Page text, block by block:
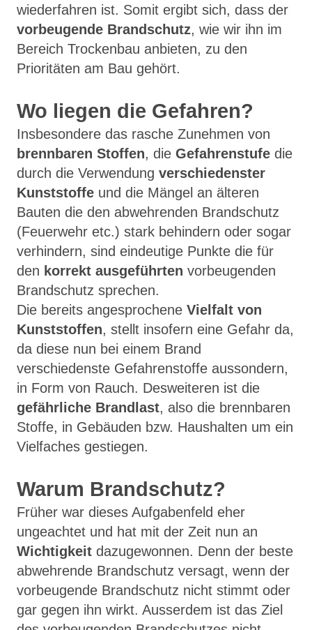
wiederfahren ist. Somit ergibt sich, dass der
vorbeugende Brandschutz, wie wir ihn im
Bereich Trockenbau anbieten, zu den
Prioritäten am Bau gehört.
Wo liegen die Gefahren?
Insbesondere das rasche Zunehmen von
brennbaren Stoffen, die Gefahrenstufe die
durch die Verwendung verschiedenster
Kunststoffe und die Mängel an älteren
Bauten die den abwehrenden Brandschutz
(Feuerwehr etc.) stark behindern oder sogar
verhindern, sind eindeutige Punkte die für
den korrekt ausgeführten vorbeugenden
Brandschutz sprechen.
Die bereits angesprochene Vielfalt von
Kunststoffen, stellt insofern eine Gefahr da,
da diese nun bei einem Brand
verschiedenste Gefahrenstoffe aussondern,
in Form von Rauch. Desweiteren ist die
gefährliche Brandlast, also die brennbaren
Stoffe, in Gebäuden bzw. Haushalten um ein
Vielfaches gestiegen.
Warum Brandschutz?
Früher war dieses Aufgabenfeld eher
ungeachtet und hat mit der Zeit nun an
Wichtigkeit dazugewonnen. Denn der beste
abwehrende Brandschutz versagt, wenn der
vorbeugende Brandschutz nicht stimmt oder
gar gegen ihn wirkt. Ausserdem ist das Ziel